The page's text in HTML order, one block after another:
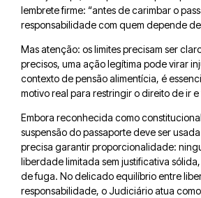
lembrete firme: “antes de carimbar o
responsabilidade com quem depende
Mas atenção: os limites precisam ser
precisos, uma ação legítima pode virar
contexto de pensão alimentícia, é
motivo real para restringir o direito de ir e
Embora reconhecida como
suspensão do passaporte deve ser
precisa garantir proporcionalidade:
liberdade limitada sem justificativa
de fuga. No delicado equilíbrio entre
responsabilidade, o Judiciário atua